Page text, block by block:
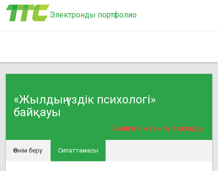
Электронды портфолио
«Жылдың үздік психологі»
байқауы
Байқауға жазылу аяқталды
Өтінім беру Сипаттамасы